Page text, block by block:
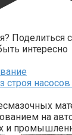
Поделиться
интересно
строя
на
и